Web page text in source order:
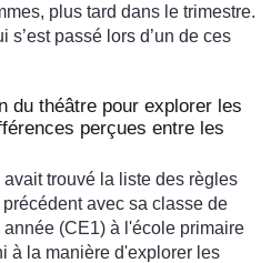
plus tard dans le trimestre.
s’est passé lors d’un de ces
du théâtre pour explorer les
perçues entre les
avait trouvé la liste des règles
avec sa classe de
(CE1) à l'école primaire
à la manière d'explorer les